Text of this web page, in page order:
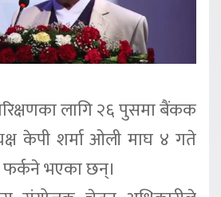
लागि २६ पुसमा बैंकक
केपी शर्मा ओली माघ ४ गते
फर्कने भएका छन्।